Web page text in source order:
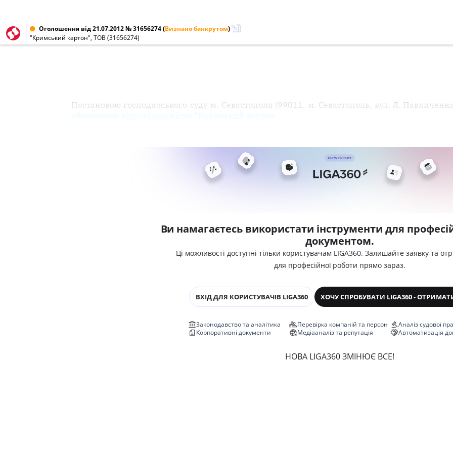
Оголошення від 21.07.2012 № 31656274(Визнано банкрутом)
"Кримський картон", ТОВ (31656274)
Постановою господарського суду м. Севастополя (99011, м. Севастополь, вул. Л.
Ви намагаєтесь використати інструменти для
документом.
Ці можливості доступні тільки користувачам LIGA360. Залишайте заявку та
для професійної роботи прямо зараз.
ВХІД ДЛЯ КОРИСТУВАЧІВ LIGA360 ХОЧУ СПРОБУВАТИ LIGA360 -
Законодавство та аналітика
Корпоративні документи
Перевірка компаній та персон
Медіааналіз та репутація
Аналіз судової
Автоматизація
НОВА LIGA360 ЗМІНЮЄ ВСЕ!